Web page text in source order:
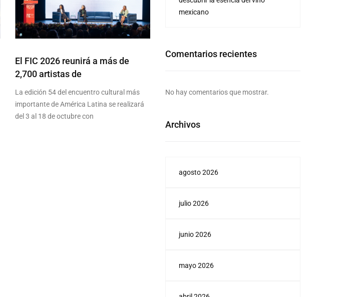
El FIC 2026 reunirá a más de
2,700 artistas de
La edición 54 del encuentro cultural más
importante de América Latina se realizará
del 3 al 18 de octubre con
mexicano
Comentarios recientes
No hay comentarios que mostrar.
Archivos
agosto 2026
julio 2026
junio 2026
mayo 2026